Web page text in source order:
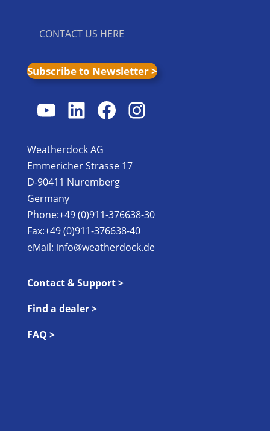
CONTACT US HERE
Subscribe to Newsletter >
YouTube
LinkedIn
Facebook
Instagram
Weatherdock AG
Emmericher Strasse 17
D-90411 Nuremberg
Germany
Phone:+49 (0)911-376638-30
Fax:+49 (0)911-376638-40
eMail: info@weatherdock.de
Contact & Support >
Find a dealer >
FAQ >